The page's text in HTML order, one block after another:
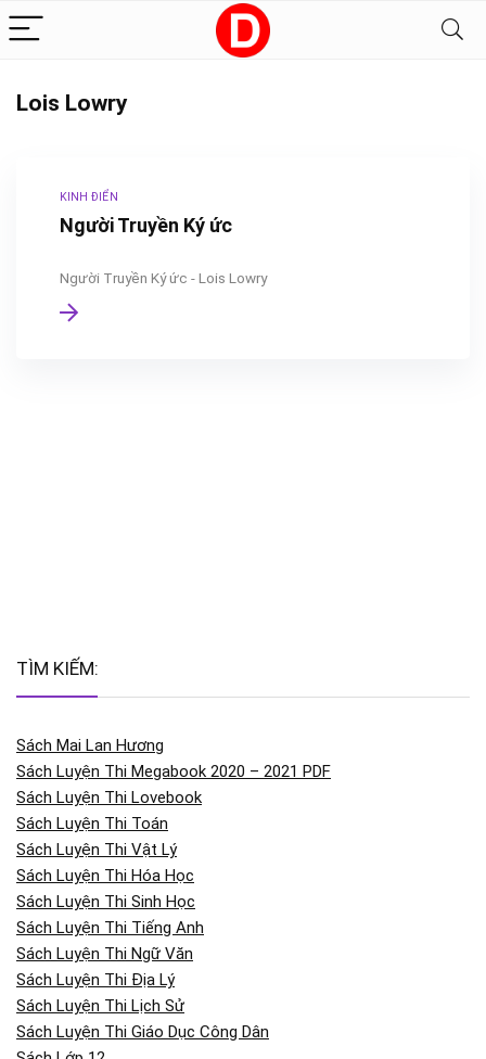
Lois Lowry
KINH ĐIỂN
Người Truyền Ký ức
Người Truyền Ký ức - Lois Lowry
TÌM KIẾM:
Sách Mai Lan Hương
Sách Luyện Thi Megabook 2020 – 2021 PDF
Sách Luyện Thi Lovebook
Sách Luyện Thi Toán
Sách Luyện Thi Vật Lý
Sách Luyện Thi Hóa Học
Sách Luyện Thi Sinh Học
Sách Luyện Thi Tiếng Anh
Sách Luyện Thi Ngữ Văn
Sách Luyện Thi Địa Lý
Sách Luyện Thi Lịch Sử
Sách Luyện Thi Giáo Dục Công Dân